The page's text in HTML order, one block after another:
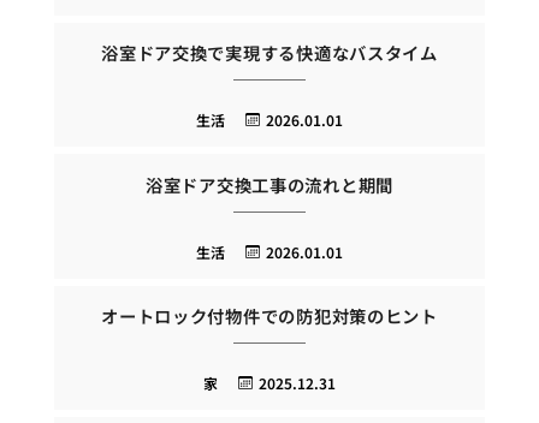
浴室ドア交換で実現する快適なバスタイム
2026.01.01
生活
浴室ドア交換工事の流れと期間
2026.01.01
生活
オートロック付物件での防犯対策のヒント
2025.12.31
家